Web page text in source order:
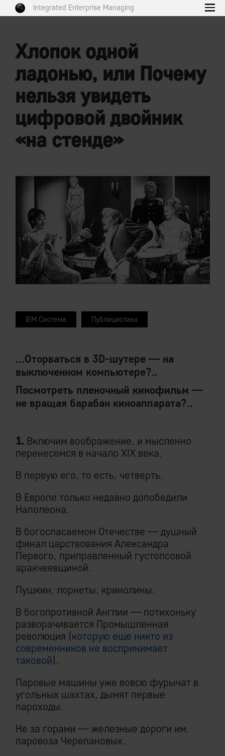
Integrated Enterprise Managing
Хлопок одной
ладонью, или Почему
нельзя увидеть
цифровой двойник
«на стенде»
IEM Система Публицистика
...Оторваться в 3D-шутере — на
выключенном компьютере?..
Посмотреть пленочный кинофильм —
не вращая барабан киноаппарата?..
1. Включим воображение, и мысленно
перенесемся в начало XIX века.
В первую его, то есть, четверть.
В Европе только недавно допобедили
Наполеона.
В богоспасаемом Отечестве — душный
финал царствования Александра
Первого, приправленный густопсовой
аракчеевщиной.
Пушкин, лорнеты, кринолины.
В богопротивной Англии — потихоньку
разворачивается Промышленная
революция (которую еще никто из
современников не воспринимает
таковой).
Паровые машины уже вовсю фурычат в
угольных шахтах, дымят первые
пароходы.
Не за горами — железные дороги им.
паровоза Черепановых.